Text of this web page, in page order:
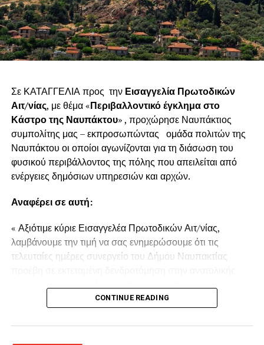
Σε ΚΑΤΑΓΓΕΛΙΑ προς την Εισαγγελία Πρωτοδικών
Αιτ/νίας, με θέμα «Περιβαλλοντικό έγκλημα στο
Κάστρο της Ναυπάκτου» , προχώρησε Ναυπάκτιος
συμπολίτης μας – εκπροσωπώντας ομάδα πολιτών της
Ναυπάκτου οι οποίοι αγωνίζονται για τη διάσωση του
φυσικού περιβάλλοντος της πόλης που απειλείται από
ενέργειες δημόσιων υπηρεσιών και αρχών.
Αναφέρει σε αυτή:
« Αξιότιμε κύριε Εισαγγελέα Πρωτοδικών Αιτ/νίας,
λαμβάνουμε την τιμή να σας ενημερώσουμε ότι τις
τελευταίες ημέρες συνεργείο του Δήμου Ναυπακτίας
Ναυπάκτου πάνω από τη Ντάπια Τσαούς.
Παρόμοια ενέργεια πραγματοποιήθηκε και το Καλοκαίρι
CONTINUE READING